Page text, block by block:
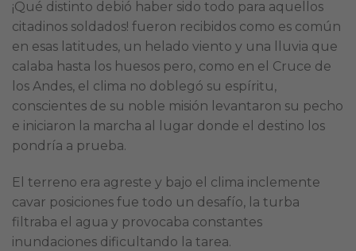
¡Qué distinto debió haber sido todo para aquellos
citadinos soldados! fueron recibidos como es común
en esas latitudes, un helado viento y una lluvia que
calaba hasta los huesos pero, como en el Cruce de
los Andes, el clima no doblegó su espíritu,
conscientes de su noble misión levantaron su pecho
e iniciaron la marcha al lugar donde el destino los
pondría a prueba.
El terreno era agreste y bajo el clima inclemente
cavar posiciones fue todo un desafío, la turba
filtraba el agua y provocaba constantes
inundaciones dificultando la tarea.